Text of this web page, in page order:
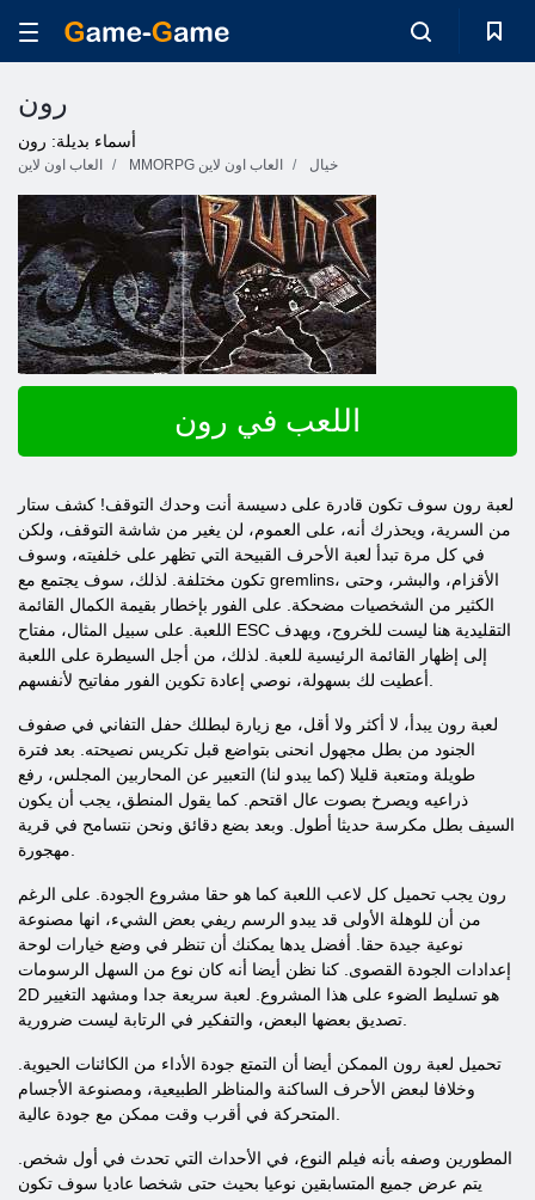
رون
أسماء بديلة: رون
العاب اون لاين MMORPG العاب اون لاين خيال
اللعب في رون
لعبة رون سوف تكون قادرة على دسيسة أنت وحدك التوقف! كشف ستار
من السرية، ويحذرك أنه، على العموم، لن يغير من شاشة التوقف، ولكن
في كل مرة تبدأ لعبة الأحرف القبيحة التي تظهر على خلفيته، وسوف
تكون مختلفة. لذلك، سوف يجتمع مع gremlins، الأقزام، والبشر، وحتى
الكثير من الشخصيات مضحكة. على الفور بإخطار بقيمة الكمال القائمة
اللعبة. على سبيل المثال، مفتاح ESC التقليدية هنا ليست للخروج، ويهدف
إلى إظهار القائمة الرئيسية للعبة. لذلك، من أجل السيطرة على اللعبة
لعبة رون يبدأ، لا أكثر ولا أقل، مع زيارة لبطلك حفل التفاني في صفوف
الجنود من بطل مجهول انحنى بتواضع قبل تكريس نصيحته. بعد فترة
طويلة ومتعبة قليلا (كما يبدو لنا) التعبير عن المحاربين المجلس، رفع
ذراعيه ويصرخ بصوت عال اقتحم. كما يقول المنطق، يجب أن يكون
السيف بطل مكرسة حديثا أطول. وبعد بضع دقائق ونحن نتسامح في قرية
رون يجب تحميل كل لاعب اللعبة كما هو حقا مشروع الجودة. على الرغم
من أن للوهلة الأولى قد يبدو الرسم ريفي بعض الشيء، انها مصنوعة
نوعية جيدة حقا. أفضل يدها يمكنك أن تنظر في وضع خيارات لوحة
إعدادات الجودة القصوى. كنا نظن أيضا أنه كان نوع من السهل الرسومات
2D هو تسليط الضوء على هذا المشروع. لعبة سريعة جدا ومشهد التغيير
تحميل لعبة رون الممكن أيضا أن التمتع جودة الأداء من الكائنات الحيوية.
وخلافا لبعض الأحرف الساكنة والمناظر الطبيعية، ومصنوعة الأجسام
المطورين وصفه بأنه فيلم النوع، في الأحداث التي تحدث في أول شخص.
يتم عرض جميع المتسابقين نوعيا بحيث حتى شخصا عاديا سوف تكون